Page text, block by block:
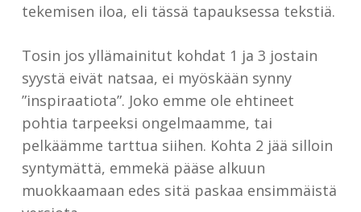
tekemisen iloa, eli tässä tapauksessa tekstiä.
Tosin jos yllämainitut kohdat 1 ja 3 jostain
syystä eivät natsaa, ei myöskään synny
”inspiraatiota”. Joko emme ole ehtineet
pohtia tarpeeksi ongelmaamme, tai
pelkäämme tarttua siihen. Kohta 2 jää silloin
syntymättä, emmekä pääse alkuun
muokkaamaan edes sitä paskaa ensimmäistä